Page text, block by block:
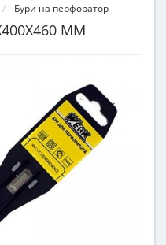
Бури на перфоратор
ММ